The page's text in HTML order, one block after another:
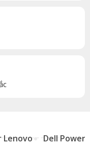
Lenovo Dell